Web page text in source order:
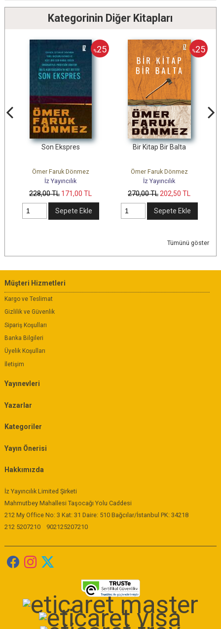
Kategorinin Diğer Kitapları
% 25
Bir Kitap Bir Balta
Ömer Faruk Dönmez
İz Yayıncılık
270,00TL 202,50
Sepete Ekle
Çok Sesli Bir Ölüm
Rasim Özdenören
İz Yayıncılık
245,00TL
Sepete Ekle
Tümünü göster
Müşteri Hizmetleri
Kargo ve Teslimat
Gizlilik ve Güvenlik
Sipariş Koşulları
Banka Bilgileri
Üyelik Koşulları
İletişim
Yayınevleri
Yazarlar
Kategoriler
Yayın Önerisi
Hakkımızda
İz Yayıncılık Limited Şirketi
Mahmutbey Mahallesi Taşocağı Yolu Caddesi
212 My Office No: 3 Kat: 31 Daire: 510 Bağcılar/İstanbul PK: 34218
212 5207210
902125207210